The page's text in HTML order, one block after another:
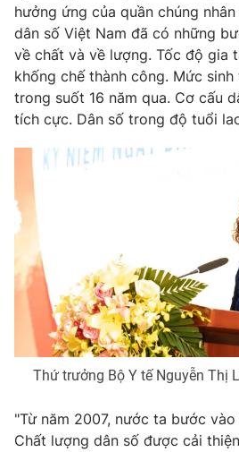
Emagazine
Photo
Video
VTV Money
VTV Sức khoẻ Bất
Thị trường 24h Tấm
VTV4 Vươn
VTV9 VTV8
Liên hệ tòa soạn
hưởng ứng của quần chúng
dân số Việt Nam đã có những
về chất và về lượng. Tốc độ gia
khống chế thành công. Mức
trong suốt 16 năm qua. Cơ cấu
tích cực. Dân số trong độ tuổi
Thứ trưởng Bộ Y tế Nguyễn Thị
"Từ năm 2007, nước ta bước
Chất lượng dân số được cải